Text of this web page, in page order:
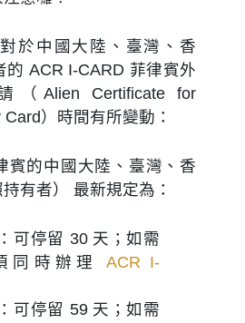
於中國大陸、臺灣、香
ACR I-CARD 菲律賓外
Alien Certificate for
）時間有所變動：
賓的中國大陸、臺灣、香
有者） 最新規定為：
可停留 30 天；如需
同時辦理 ACR I-
可停留 59 天；如需